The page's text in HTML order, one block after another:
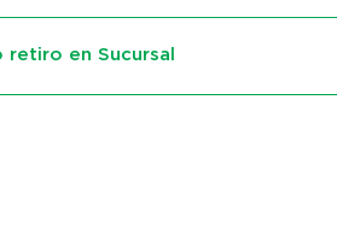
retiro en Sucursal